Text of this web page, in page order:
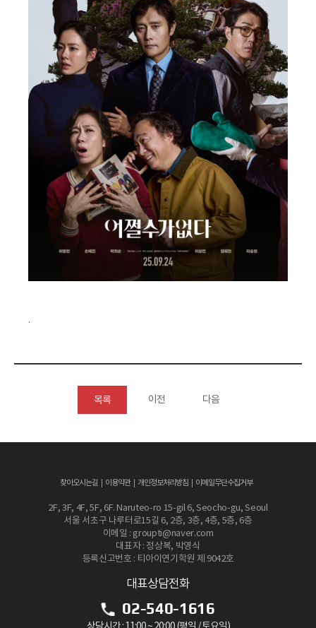
.
목록 이전 다음
찾아오시는길 이용약관 개인정보처리방침 이메일무단수집거부
2F, 3F, 4F, 5F, 6F. Naruteo-ro 15-gil 6, Seocho-gu, Seoul
서울 서초구 나루터로15길 6, 2층, 3층, 4층, 5층, 6층
이메일 : groupti@naver.com
대표자 : 정상복, 박영식
등록신고번호 : 티아이연기학원 제 9042호
대표상담전화
02-540-1616